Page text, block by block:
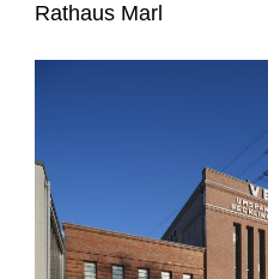
Rathaus Marl